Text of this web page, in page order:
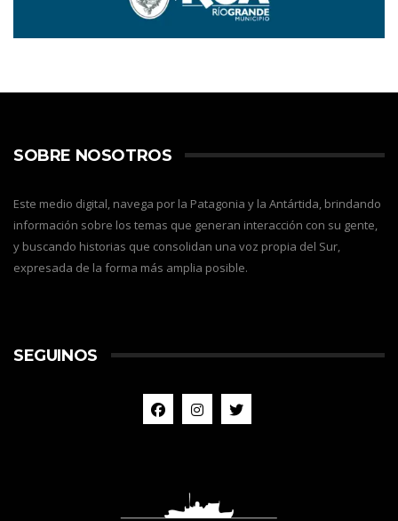
SOBRE NOSOTROS
Este medio digital, navega por la Patagonia y la Antártida, brindando
información sobre los temas que generan interacción con su gente,
y buscando historias que consolidan una voz propia del Sur,
expresada de la forma más amplia posible.
SEGUINOS